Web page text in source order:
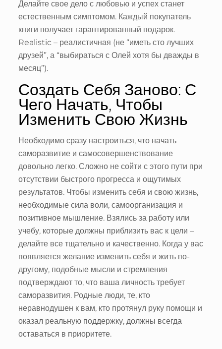
Делайте свое дело с любовью и успех станет
естественным симптомом. Каждый покупатель
книги получает гарантированный подарок.
Realistic – реалистичная (не “иметь сто лучших
друзей”, а “выбираться с Олей хотя бы дважды в
месяц”).
Создать Себя Заново: С
Чего Начать, Чтобы
Изменить Свою Жизнь
Необходимо сразу настроиться, что начать
саморазвитие и самосовершенствование
довольно легко. Сложно не сойти с этого пути при
отсутствии быстрого прогресса и ощутимых
результатов. Чтобы изменить себя и свою жизнь,
необходимые сила воли, самоорганизация и
позитивное мышление. Взялись за работу или
учебу, которые должны приблизить вас к цели –
делайте все тщательно и качественно. Когда у вас
появляется желание изменить себя и жить по-
другому, подобные мысли и стремления
подтверждают то, что ваша личность требует
саморазвития. Родные люди, те, кто
неравнодушен к вам, кто протянул руку помощи и
оказал реальную поддержку, должны всегда
оставаться в приоритете.